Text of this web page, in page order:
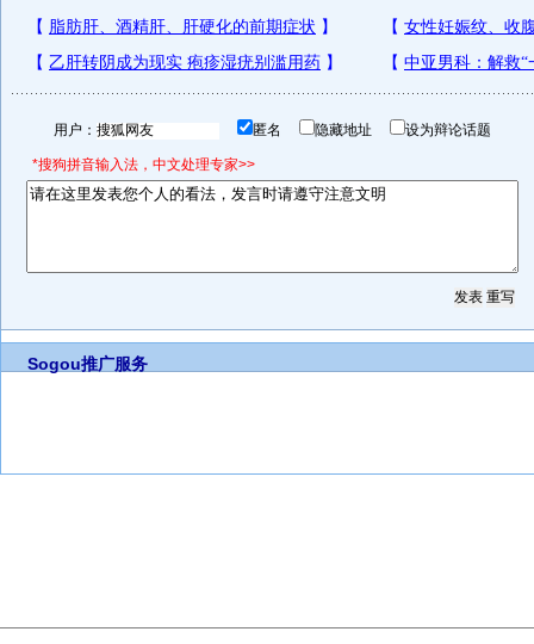
用户： 匿名 隐藏地址 设为辩论话题
*搜狗拼音输入法，中文处理专家>>
Sogou推广服务